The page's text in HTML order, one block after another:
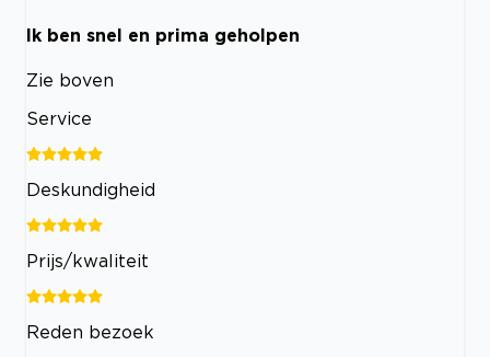
Ik ben snel en prima geholpen
Zie boven
Service
Deskundigheid
Prijs/kwaliteit
Reden bezoek